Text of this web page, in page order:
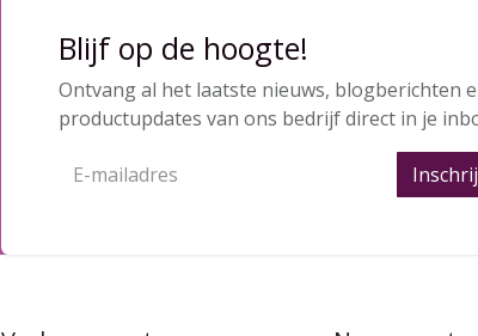
Blijf op de hoogte!
Ontvang al het laatste nieuws, blogberichten
productupdates van ons bedrijf direct in je